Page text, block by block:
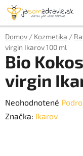
Prejsť
obsah
Domov / Kozmetika /
virgin Ikarov 100 ml
Bio
virgin
Priemerné
hodnotenie
Neohodnotené
Značka: Ikarov